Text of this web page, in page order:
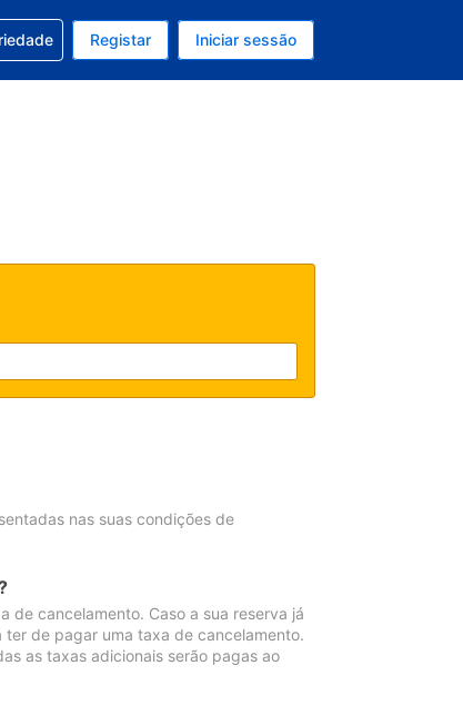
é EURatual é Português
sua reservaRegistar Iniciar sessão
nas suas condições de
de cancelamento. Caso a sua reserva já
de pagar uma taxa de cancelamento.
as taxas adicionais serão pagas ao